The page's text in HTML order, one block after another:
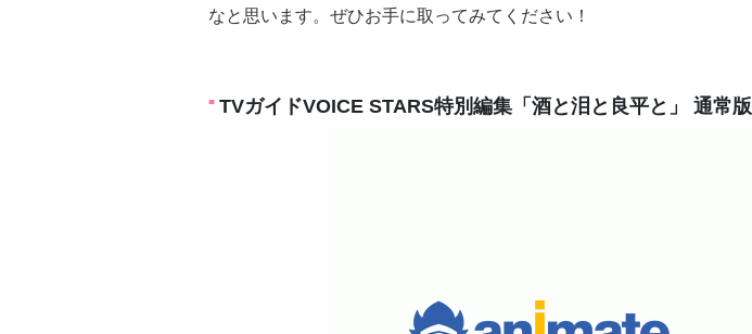
なと思います。ぜひお手に取ってみてください！
TVガイドVOICE STARS特別編集「酒と泪と良平と」 通常版